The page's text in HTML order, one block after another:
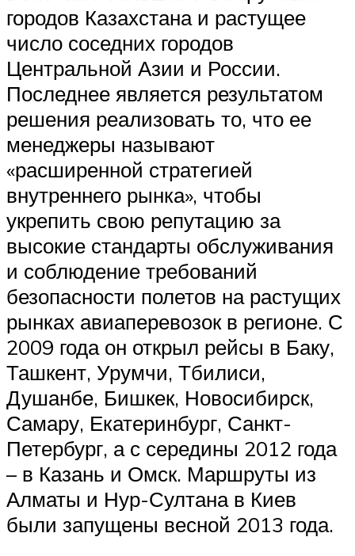
городов Казахстана и растущее
число соседних городов
Центральной Азии и России.
Последнее является результатом
решения реализовать то, что ее
менеджеры называют
«расширенной стратегией
внутреннего рынка», чтобы
укрепить свою репутацию за
высокие стандарты обслуживания
и соблюдение требований
безопасности полетов на растущих
рынках авиаперевозок в регионе. С
2009 года он открыл рейсы в Баку,
Ташкент, Урумчи, Тбилиси,
Душанбе, Бишкек, Новосибирск,
Самару, Екатеринбург, Санкт-
Петербург, а с середины 2012 года
– в Казань и Омск. Маршруты из
Алматы и Нур-Султана в Киев
были запущены весной 2013 года.